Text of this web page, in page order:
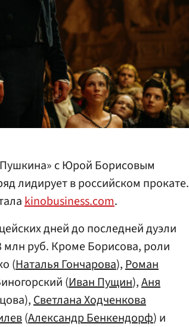
с Юрой Борисовым
лидирует в российском прокате.
kinobusiness.com.
дней до последней дуэли
млн руб. Кроме Борисова, роли
(Наталья Гончарова),Роман
(Иван Пущин),Аня
Светлана Ходченкова
(Александр Бенкендорф) и